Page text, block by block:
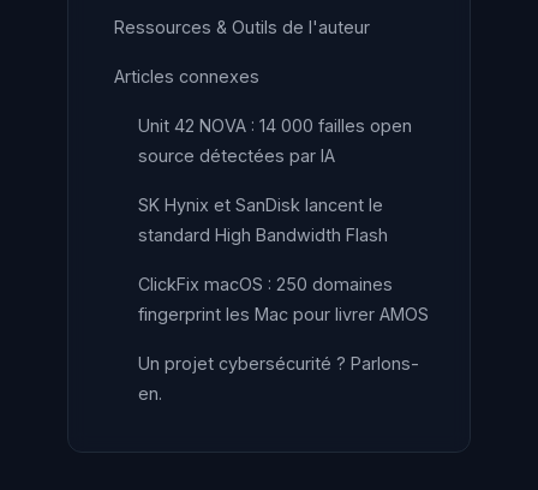
Ressources & Outils de l'auteur
Articles connexes
Unit 42 NOVA : 14 000 failles open
source détectées par IA
SK Hynix et SanDisk lancent le
standard High Bandwidth Flash
ClickFix macOS : 250 domaines
fingerprint les Mac pour livrer AMOS
Un projet cybersécurité ? Parlons-
en.